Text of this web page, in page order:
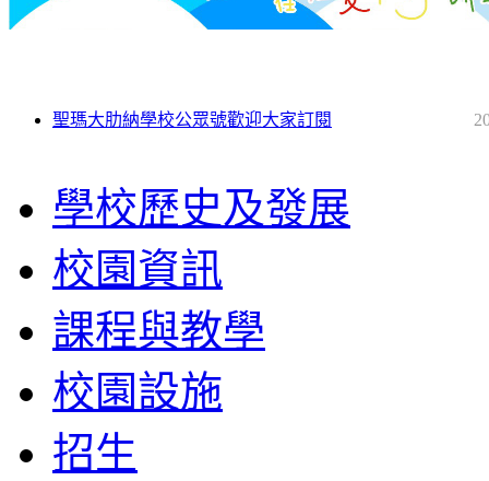
聖瑪大肋納學校公眾號歡迎大家訂閱
學校歷史及發展
校園資訊
課程與教學
校園設施
招生